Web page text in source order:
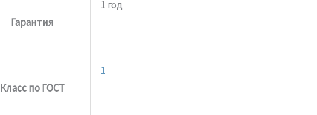
Гарантия
1 год
Класс по ГОСТ
1